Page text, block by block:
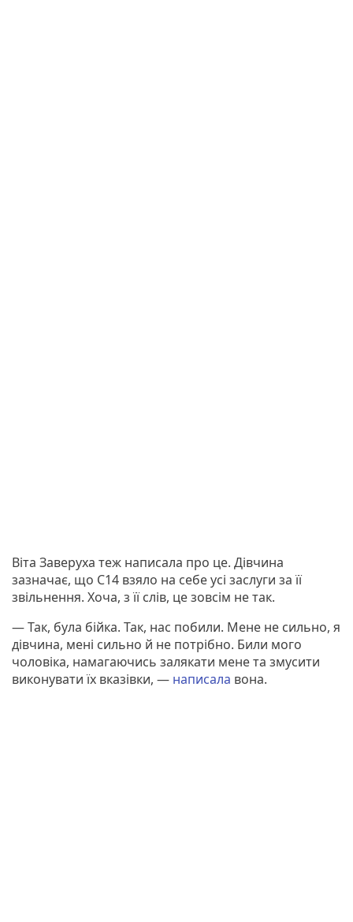
Віта Заверуха теж написала про це. Дівчина
зазначає, що С14 взяло на себе усі заслуги за її
звільнення. Хоча, з її слів, це зовсім не так.
— Так, була бійка. Так, нас побили. Мене не сильно, я
дівчина, мені сильно й не потрібно. Били мого
чоловіка, намагаючись залякати мене та змусити
виконувати їх вказівки, — написала вона.